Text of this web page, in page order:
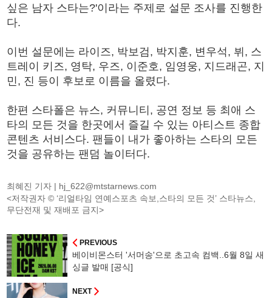
싶은 남자 스타는?'이라는 주제로 설문 조사를 진행한
다.
이번 설문에는 라이즈, 박보검, 박지훈, 변우석, 뷔, 스
트레이 키즈, 영탁, 우즈, 이준호, 임영웅, 지드래곤, 지
민, 진 등이 후보로 이름을 올렸다.
한편 스타폴은 뉴스, 커뮤니티, 공연 정보 등 최애 스
타의 모든 것을 한곳에서 즐길 수 있는 아티스트 종합
콘텐츠 서비스다. 팬들이 내가 좋아하는 스타의 모든
것을 공유하는 팬덤 놀이터다.
최혜진 기자 | hj_622@mtstarnews.com
<저작권자 © ‘리얼타임 연예스포츠 속보,스타의 모든 것’ 스타뉴스,
무단전재 및 재배포 금지>
PREVIOUS
베이비몬스터 '서머송'으로 초고속 컴백..6월 8일 새
싱글 발매 [공식]
NEXT